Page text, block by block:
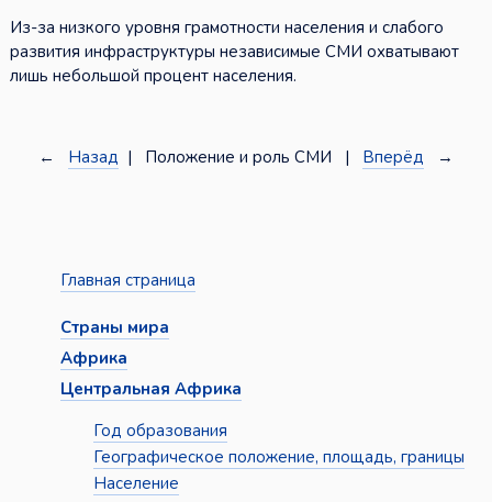
Из-за низкого уровня грамотности населения и слабого
развития инфраструктуры независимые СМИ охватывают
лишь небольшой процент населения.
← Назад | Положение и роль СМИ | Вперёд →
Главная страница
Страны мира
Африка
Центральная Африка
Год образования
Географическое положение, площадь, границы
Население